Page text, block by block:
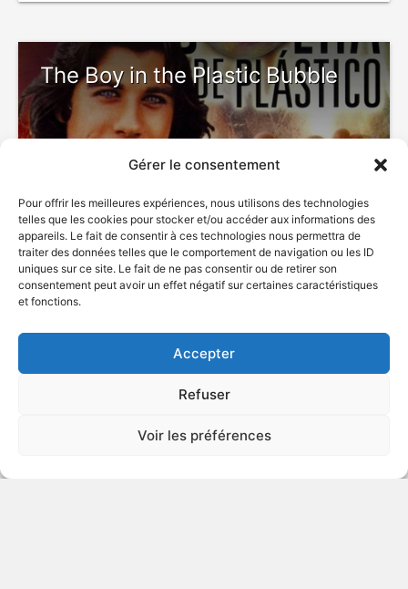
Gérer le consentement
Pour offrir les meilleures expériences, nous utilisons des technologies
telles que les cookies pour stocker et/ou accéder aux informations des
appareils. Le fait de consentir à ces technologies nous permettra de
traiter des données telles que le comportement de navigation ou les ID
uniques sur ce site. Le fait de ne pas consentir ou de retirer son
consentement peut avoir un effet négatif sur certaines caractéristiques
et fonctions.
Accepter
Refuser
Voir les préférences
The Boy in the Plastic Bubble
1976 Comédie sentimentale
Le dernier anniversaire